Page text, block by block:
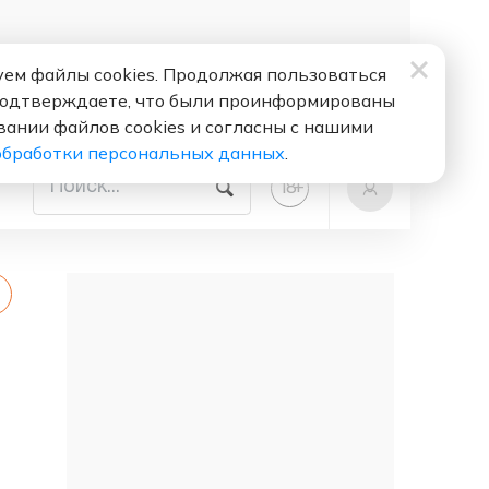
18+
файлы cookies. Продолжая пользоваться
что были проинформированы
файлов cookies и согласны с нашими
персональных данных.